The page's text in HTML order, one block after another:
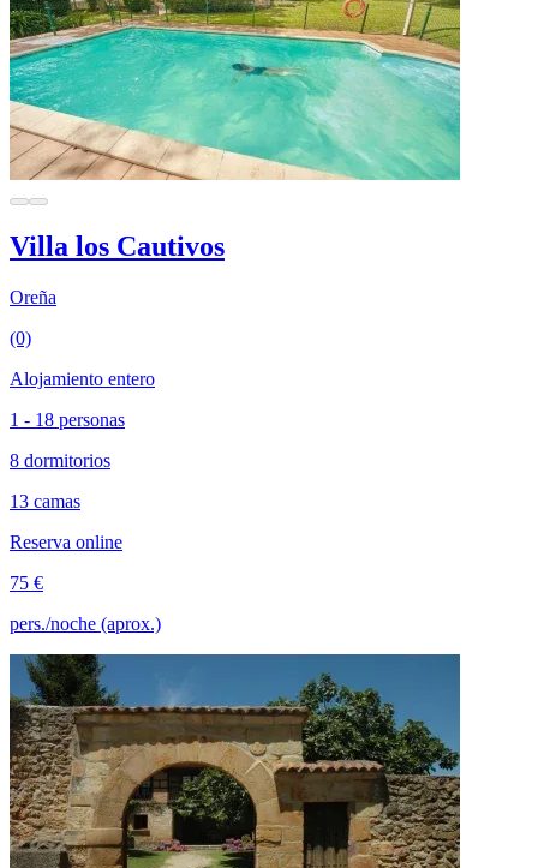
Villa los Cautivos
Oreña
(0)
Alojamiento entero
1 - 18 personas
8 dormitorios
13 camas
Reserva online
75 €
pers./noche (aprox.)